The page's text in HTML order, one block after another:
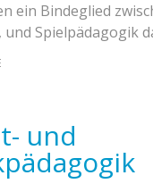
ein Bindeglied
und Spielpädagogik
und